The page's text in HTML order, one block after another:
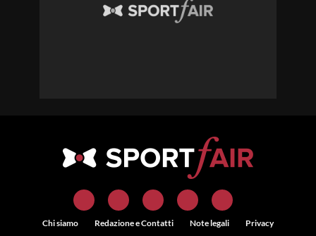
Chi siamo Redazione e Contatti Note legali Privacy